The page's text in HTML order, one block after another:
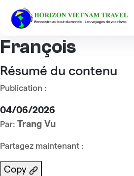
Accueil
Monsieur
François
Résumé du contenu
Publication :
04/06/2026
Par: Trang Vu
Partagez maintenant :
Copy